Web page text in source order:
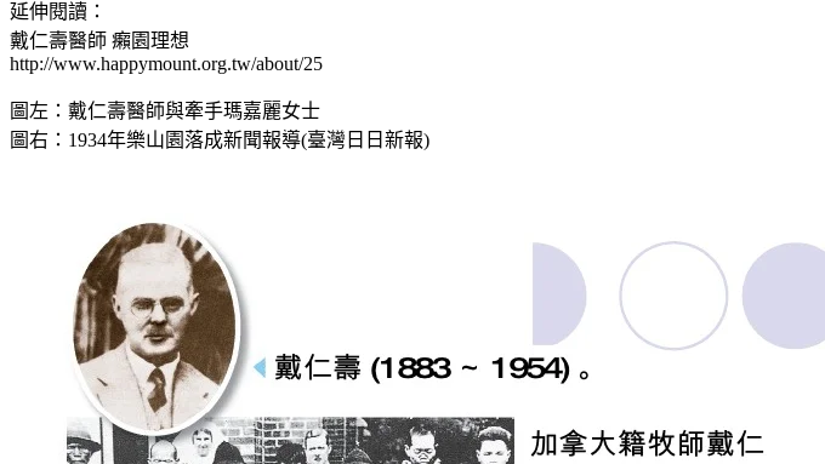
延伸閱讀：
戴仁壽醫師 癩園理想
http://www.happymount.org.tw/about/25
圖左：戴仁壽醫師與牽手瑪嘉麗女士
圖右：1934年樂山園落成新聞報導(臺灣日日新報)